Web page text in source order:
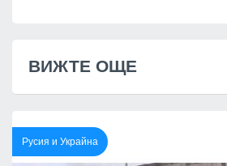
ВИЖТЕ ОЩЕ
Русия и Украйна